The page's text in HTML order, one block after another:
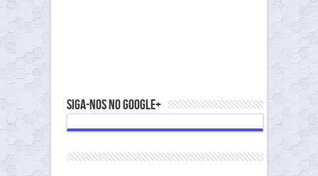
Siga-nos no Google+